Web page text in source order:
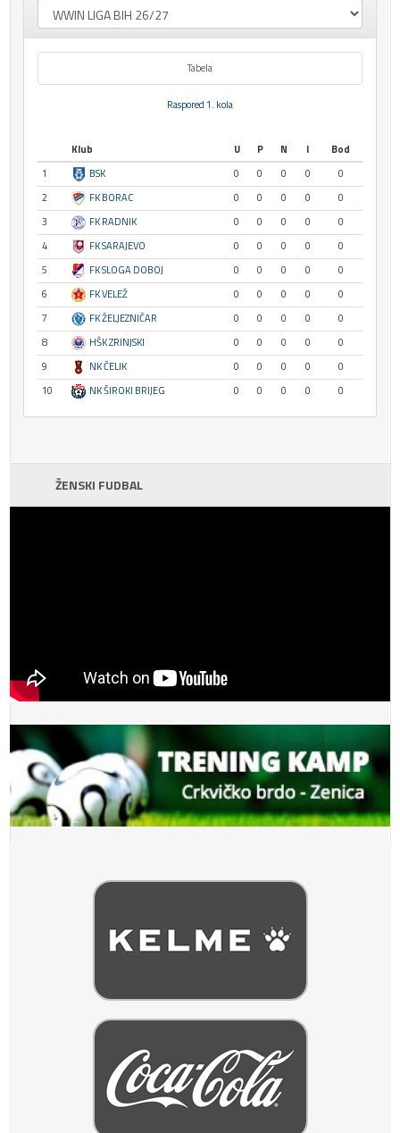
Tabela
Raspored 1. kola
Klub U P N I
Bod
1
BSK 0 0 0 0
0
2
FK BORAC 0 0 0 0
0
3
FK RADNIK 0 0 0 0
0
4
FK SARAJEVO 0 0 0 0
0
5
FK SLOGA DOBOJ 0 0 0 0
0
6
FK VELEŽ 0 0 0 0
0
7
FK ŽELJEZNIČAR 0 0 0 0
0
8
HŠK ZRINJSKI 0 0 0 0
0
9
NK ČELIK 0 0 0 0
0
10
NK ŠIROKI BRIJEG 0 0 0 0 0
ŽENSKI FUDBAL